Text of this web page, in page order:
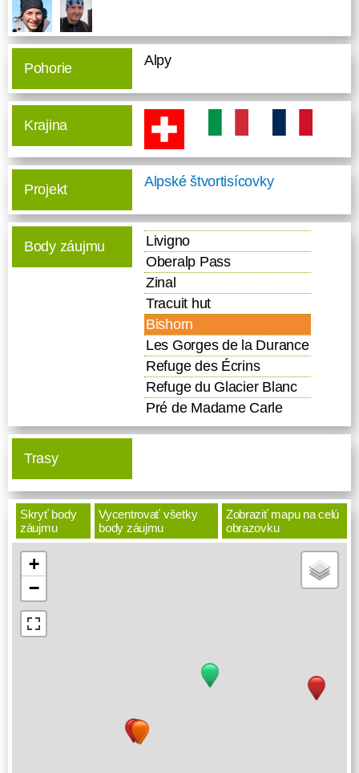
Pohorie Alpy
Krajina
Projekt Alpské štvortisícovky
Body záujmu
Livigno
Oberalp Pass
Zinal
Tracuit hut
Bishorn
Les Gorges de la Durance
Refuge des Écrins
Refuge du Glacier Blanc
Pré de Madame Carle
Trasy
Skryť body
záujmu
Vycentrovať všetky
body záujmu
Zobraziť mapu na celú
obrazovku
+
−